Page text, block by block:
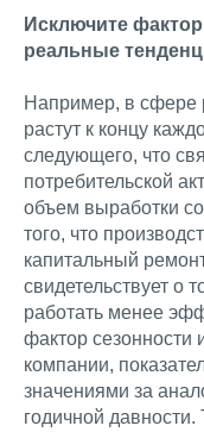
Исключите
реальные
Например, в сфере
растут к концу
следующего, что
потребительской
объем выработки
того, что
капитальный
свидетельствует о
работать менее
фактор сезонности
компании,
значениями за
годичной давности.